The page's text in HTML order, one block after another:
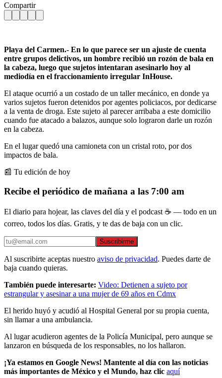
Compartir
Playa del Carmen.- En lo que parece ser un ajuste de cuenta
entre grupos delictivos, un hombre recibió un rozón de bala en
la cabeza, luego que sujetos intentaran asesinarlo hoy al
mediodía en el fraccionamiento irregular InHouse.
El ataque ocurrió a un costado de un taller mecánico, en donde ya
varios sujetos fueron detenidos por agentes policiacos, por dedicarse
a la venta de droga. Este sujeto al parecer arribaba a este domicilio
cuando fue atacado a balazos, aunque solo lograron darle un rozón
en la cabeza.
En el lugar quedó una camioneta con un cristal roto, por dos
impactos de bala.
📰 Tu edición de hoy
Recibe el periódico de mañana a las 7:00 am
El diario para hojear, las claves del día y el podcast ☕ — todo en un
correo, todos los días. Gratis, y te das de baja con un clic.
Suscribirme
Al suscribirte aceptas nuestro aviso de privacidad. Puedes darte de
baja cuando quieras.
También puede interesarte: Video: Detienen a sujeto por
estrangular y asesinar a una mujer de 69 años en Cdmx
El herido huyó y acudió al Hospital General por su propia cuenta,
sin llamar a una ambulancia.
Al lugar acudieron agentes de la Policía Municipal, pero aunque se
lanzaron en búsqueda de los responsables, no los hallaron.
¡Ya estamos en Google News! Mantente al día con las noticias
más importantes de México y el Mundo, haz clic aquí